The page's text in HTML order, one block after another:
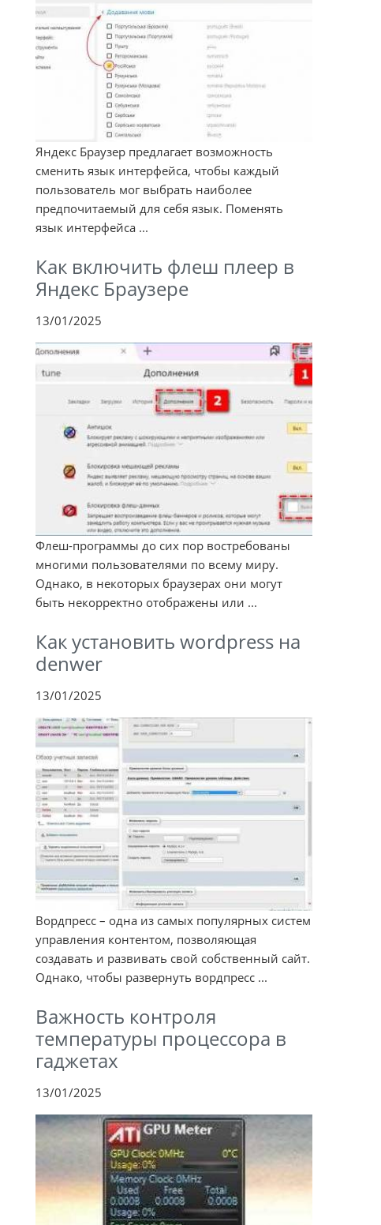
Яндекс Браузер предлагает возможность
сменить язык интерфейса, чтобы каждый
пользователь мог выбрать наиболее
предпочитаемый для себя язык. Поменять
язык интерфейса ...
Как включить флеш плеер в
Яндекс Браузере
13/01/2025
Флеш-программы до сих пор востребованы
многими пользователями по всему миру.
Однако, в некоторых браузерах они могут
быть некорректно отображены или ...
Как установить wordpress на
denwer
13/01/2025
Вордпресс – одна из самых популярных систем
управления контентом, позволяющая
создавать и развивать свой собственный сайт.
Однако, чтобы развернуть вордпресс ...
Важность контроля
температуры процессора в
гаджетах
13/01/2025